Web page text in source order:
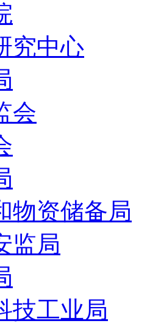
究中心
会
物资储备局
监局
技工业局